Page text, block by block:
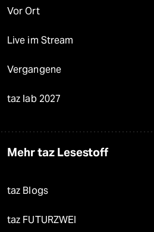
Vor Ort
Live im Stream
Vergangene
taz lab 2027
Mehr taz Lesestoff
taz Blogs
taz FUTURZWEI